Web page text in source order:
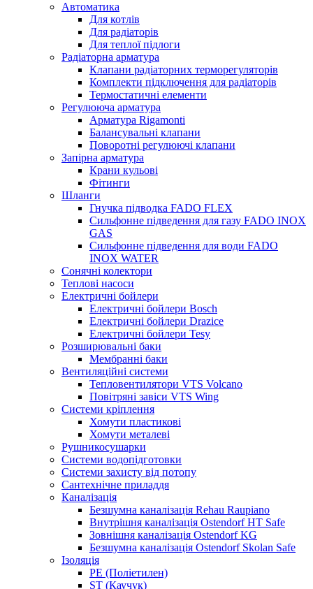
Автоматика
Для котлів
Для радіаторів
Для теплої підлоги
Радіаторна арматура
Клапани радіаторних терморегуляторів
Комплекти підключення для радіаторів
Термостатичні елементи
Регулююча арматура
Арматура Rigamonti
Балансувальні клапани
Поворотні регулюючі клапани
Запірна арматура
Крани кульові
Фітинги
Шланги
Гнучка підводка FADO FLEX
Сильфонне підведення для газу FADO INOX
GAS
Сильфонне підведення для води FADO
INOX WATER
Сонячні колектори
Теплові насоси
Електричні бойлери
Електричні бойлери Bosch
Електричні бойлери Drazice
Електричні бойлери Tesy
Розширювальні баки
Мембранні баки
Вентиляційні системи
Тепловентилятори VTS Volcano
Повітряні завіси VTS Wing
Системи кріплення
Хомути пластикові
Хомути металеві
Рушникосушарки
Системи водопідготовки
Системи захисту від потопу
Сантехнічне приладдя
Каналізація
Безшумна каналізація Rehau Raupiano
Внутрішня каналізація Ostendorf HT Safe
Зовнішня каналізація Ostendorf KG
Безшумна каналізація Ostendorf Skolan Safe
Ізоляція
PE (Поліетилен)
ST (Каучук)